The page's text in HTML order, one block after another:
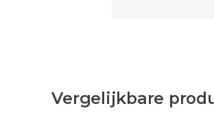
Vergelijkbare